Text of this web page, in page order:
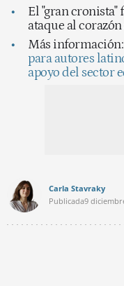
El "gran cronista"
ataque al
Más información:
para autores
apoyo del sector
Carla Stavraky
Publicada9